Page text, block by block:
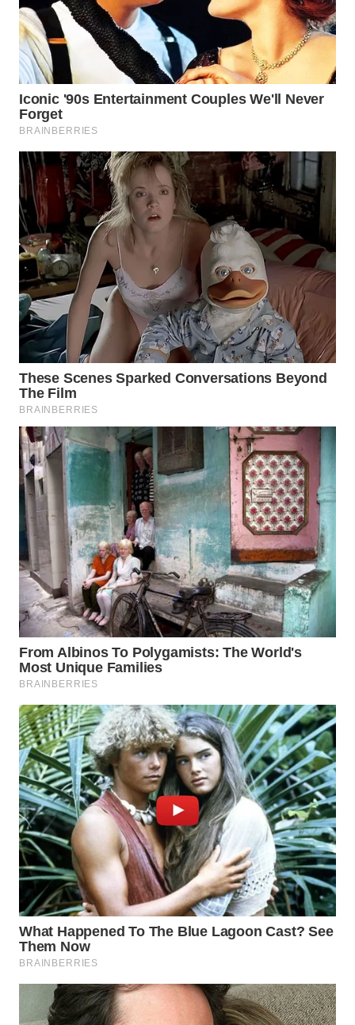
LESUNG
WN
KARO
WN
SIMALUNGUN
WN
LABUHANBATU
WN
TAPANULI
TENGAH
WN DELI
SERDANG
WN
TEBING
TINGGI
WN
PAKPAK
WN
KARAWANG
WN
BEKASI
WN
BOGOR
WN
DEPOK
WN
TAPANULI
UTARA
WN
SAMOSIR
WN
PADANG
LAWAS
WN
SUMEDANG
WN
CIANJUR